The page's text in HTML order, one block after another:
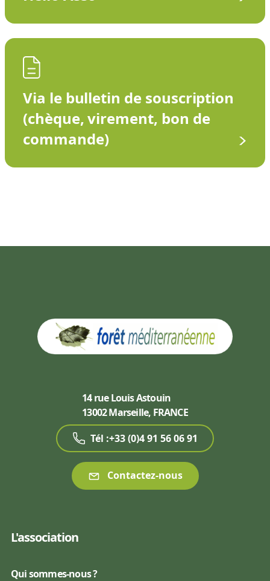
Via le bulletin de souscription
(chèque, virement, bon de
commande)
14 rue Louis Astouin
13002 Marseille, FRANCE
Tél :+33 (0)4 91 56 06 91
Contactez-nous
L'association
Qui sommes-nous ?